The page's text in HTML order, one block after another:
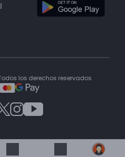
los derechos reservados